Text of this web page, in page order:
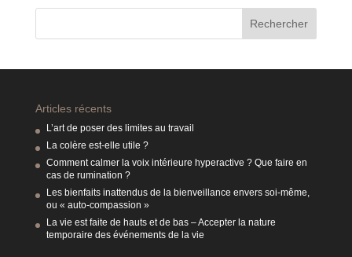
Articles récents
L’art de poser des limites au travail
La colère est-elle utile ?
Comment calmer la voix intérieure hyperactive ? Que faire en
cas de rumination ?
Les bienfaits inattendus de la bienveillance envers soi-même,
ou « auto-compassion »
La vie est faite de hauts et de bas – Accepter la nature
temporaire des événements de la vie